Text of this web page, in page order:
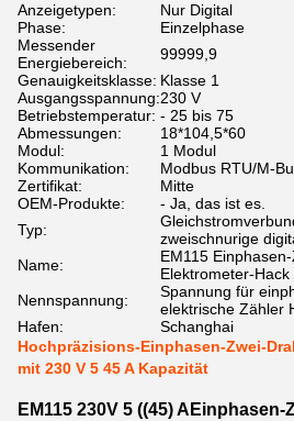
Anzeigetypen:
Nur Digital
Phase:
Einzelphase
Messender
Energiebereich:
99999,9
Genauigkeitsklasse: Klasse 1
Ausgangsspannung:230 V
Betriebstemperatur: - 25 bis 75
Abmessungen:
18*104,5*60
Modul:
1 Modul
Kommunikation:
Modbus RTU/M-
Zertifikat:
Mitte
OEM-Produkte:
- Ja, das ist es.
Typ:
zweischnurige
Name:
EM115
Elektrometer-Hack
Nennspannung:
Spannung für
elektrische Zähler
Hafen:
Schanghai
Hochpräzisions-Einphasen-Zwei-
mit 230 V 5 45 A Kapazität
EM115 230V 5 ((45) A Einphasen-